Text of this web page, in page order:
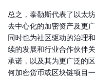
总之，泰勒斯代表了以太
去中心化的加密资产及更
同时也为社区驱动的治理
续的发展和行业合作伙伴
承诺，以及其为更广泛的
何加密货币或区块链项目